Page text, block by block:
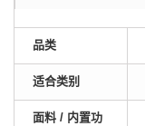
品类
适合类别
面料 / 内置功